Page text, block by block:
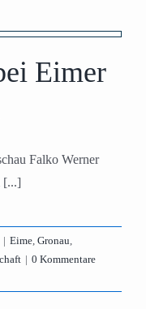
Eimer
Falko Werner
[...]
| Eime Gronau
| 0 Kommentare